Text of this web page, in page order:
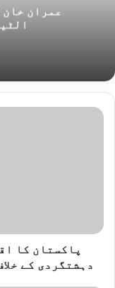
عمران
پ
ا
پاکستان کا
دہشتگردی کے